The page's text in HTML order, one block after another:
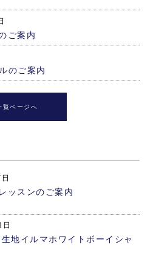
ご案内
のご案内
覧ページへ
ッスンのご案内
地イルマホワイトボーイシャ